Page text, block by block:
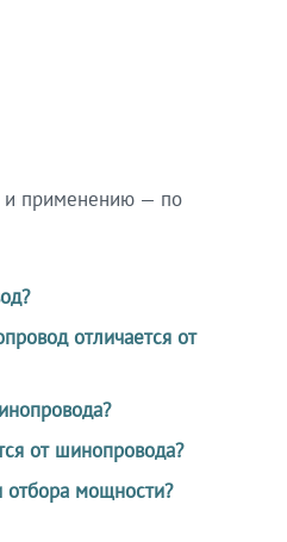
и применению — по
отличается от
от шинопровода?
отбора мощности?